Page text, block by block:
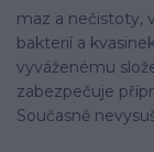
maz a nečistoty,
bakterií a
vyváženému
zabezpečuje
Současně